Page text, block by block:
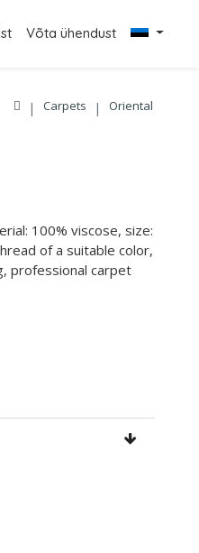
Võta ühendust
Carpets Oriental
100% viscose, size:
of a suitable color,
professional carpet